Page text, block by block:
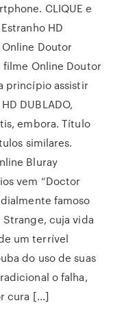
CLIQUE e
HD
Doutor
filme Online Doutor
princípio assistir
DUBLADO,
embora. Título
similares.
Bluray
vem “Doctor
famoso
cuja vida
um terrível
do uso de suas
o falha,
cura […]